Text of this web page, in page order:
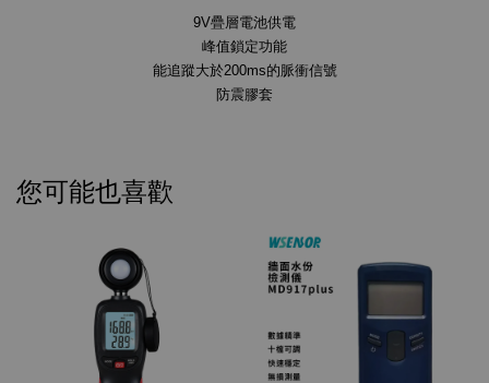
9V疊層電池供電
峰值鎖定功能
能追蹤大於200ms的脈衝信號
防震膠套
您可能也喜歡